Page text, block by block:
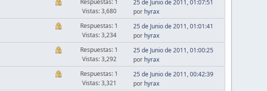
Vistas: 3,680
25 de Junio de 2011, 01:07:51
por hyrax
Respuestas: 1
Vistas: 3,234
25 de Junio de 2011, 01:01:41
por hyrax
Respuestas: 1
Vistas: 3,292
25 de Junio de 2011, 01:00:25
por hyrax
Respuestas: 1
Vistas: 3,321
25 de Junio de 2011, 00:42:39
por hyrax